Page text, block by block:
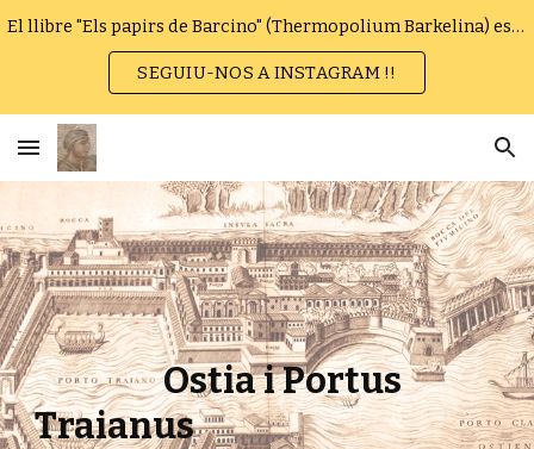
El llibre "Els papirs de Barcino" (Thermopolium Barkelina) es pot trobar en paper o en format electrònic.
SEGUIU-NOS A INSTAGRAM !!
Ostia i Portus
Traianus